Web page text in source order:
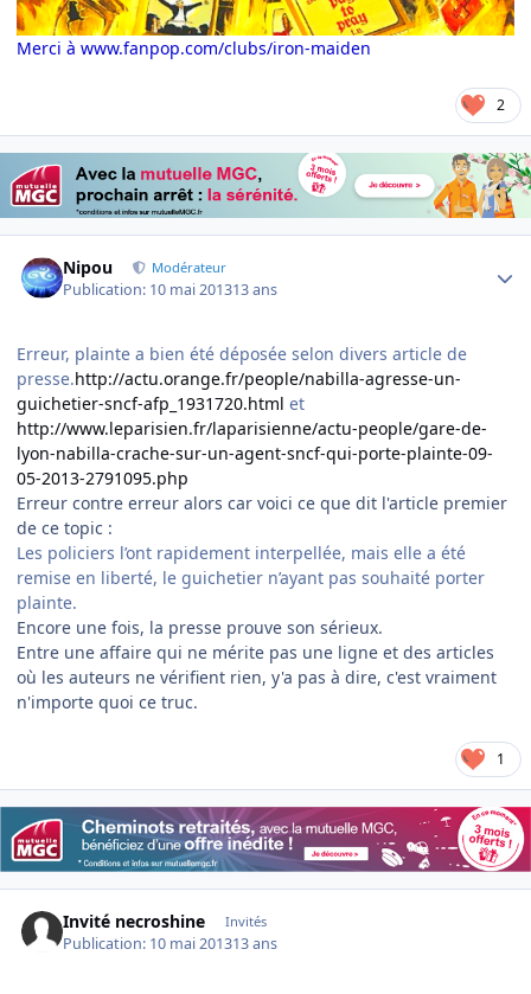
Merci à www.fanpop.com/clubs/iron-maiden
2
Nipou Modérateur
Publication: 10 mai 201313 ans
Erreur, plainte a bien été déposée selon divers article de
presse.http://actu.orange.fr/people/nabilla-agresse-un-
guichetier-sncf-afp_1931720.html et
http://www.leparisien.fr/laparisienne/actu-people/gare-de-
lyon-nabilla-crache-sur-un-agent-sncf-qui-porte-plainte-09-
05-2013-2791095.php
Erreur contre erreur alors car voici ce que dit l'article premier
de ce topic :
Les policiers l’ont rapidement interpellée, mais elle a été
remise en liberté, le guichetier n’ayant pas souhaité porter
plainte.
Encore une fois, la presse prouve son sérieux.
Entre une affaire qui ne mérite pas une ligne et des articles
où les auteurs ne vérifient rien, y'a pas à dire, c'est vraiment
n'importe quoi ce truc.
1
Invité necroshine Invités
Publication: 10 mai 201313 ans